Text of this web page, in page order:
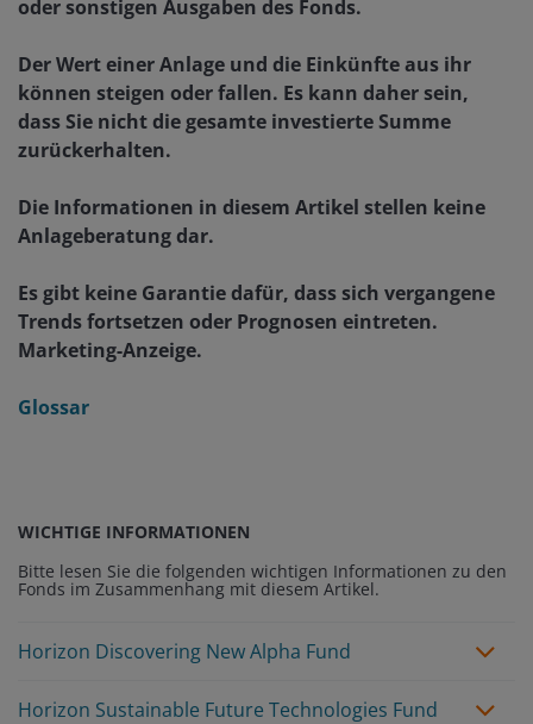
oder sonstigen Ausgaben des Fonds.
Der Wert einer Anlage und die Einkünfte aus ihr
können steigen oder fallen. Es kann daher sein,
dass Sie nicht die gesamte investierte Summe
zurückerhalten.
Die Informationen in diesem Artikel stellen keine
Anlageberatung dar.
Es gibt keine Garantie dafür, dass sich vergangene
Trends fortsetzen oder Prognosen eintreten.
Marketing-Anzeige.
Glossar
WICHTIGE INFORMATIONEN
Bitte lesen Sie die folgenden wichtigen Informationen zu den
Fonds im Zusammenhang mit diesem Artikel.
Horizon Discovering New Alpha Fund
Horizon Sustainable Future Technologies Fund